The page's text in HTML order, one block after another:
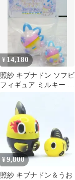
¥ 14,180
照紗 キブナドン ソフビ
フィギュア ミルキー パ
¥9,800
照紗 キブナドン＆うお